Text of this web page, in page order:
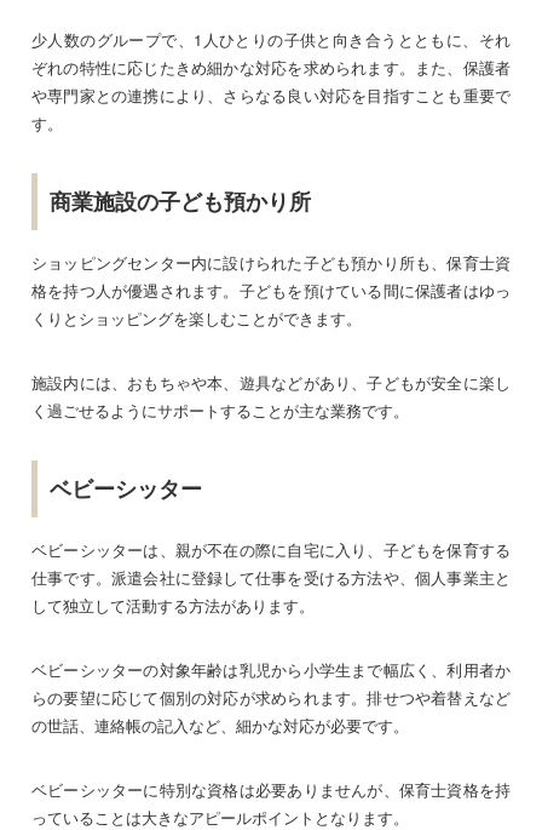
少人数のグループで、1人ひとりの子供と向き合うとともに、それ
ぞれの特性に応じたきめ細かな対応を求められます。また、保護者
や専門家との連携により、さらなる良い対応を目指すことも重要で
す。
商業施設の子ども預かり所
ショッピングセンター内に設けられた子ども預かり所も、保育士資
格を持つ人が優遇されます。子どもを預けている間に保護者はゆっ
くりとショッピングを楽しむことができます。
施設内には、おもちゃや本、遊具などがあり、子どもが安全に楽し
く過ごせるようにサポートすることが主な業務です。
ベビーシッター
ベビーシッターは、親が不在の際に自宅に入り、子どもを保育する
仕事です。派遣会社に登録して仕事を受ける方法や、個人事業主と
して独立して活動する方法があります。
ベビーシッターの対象年齢は乳児から小学生まで幅広く、利用者か
らの要望に応じて個別の対応が求められます。排せつや着替えなど
の世話、連絡帳の記入など、細かな対応が必要です。
ベビーシッターに特別な資格は必要ありませんが、保育士資格を持
っていることは大きなアピールポイントとなります。